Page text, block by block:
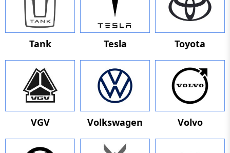
Tank Tesla Toyota
VGV Volkswagen Volvo